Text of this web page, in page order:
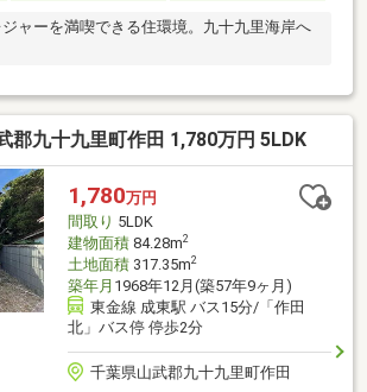
ャーを満喫できる住環境。九十九里海岸へ
郡九十九里町作田 1,780万円 5LDK
1,780万円
間取り 5LDK
建物面積84.28m2
土地面積317.35m2
築年月 1968年12月(築57年9ヶ月)
東金線 成東駅 バス15分/「作田
北」バス停 停歩2分
千葉県山武郡九十九里町作田